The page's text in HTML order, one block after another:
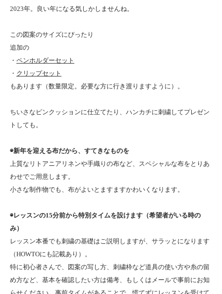
2023年。良い年になる気しかしませんね。
この図案のサイズにぴったり
追加の
・ ペンホルダーセット
・ クリップセット
もあります（数量限定。必要な方に行き渡りますように）。
ちいさなピンクッションに仕立てたり、ハンカチに刺繍してプレゼン
トしても。
◉新年を迎える布だから、すてきなものを
上質なリトアニアリネンや手織りの布など、スペシャルな布をとりあ
わせでご用意します。
小さな制作物でも、布がよいとますますかわいくなります。
◉レッスンの15分前から特別タイムを設けます（希望者がいる時の
み）
レッスン本番でも刺繍の基礎はご説明しますが、サラッとになります
（HOWTOにも記載あり）。
特に初心者さんで、図案の写し方、刺繍枠など道具の使い方や糸の留
め方など、基本を確認したい方は備考、もしくはメールで事前にお知